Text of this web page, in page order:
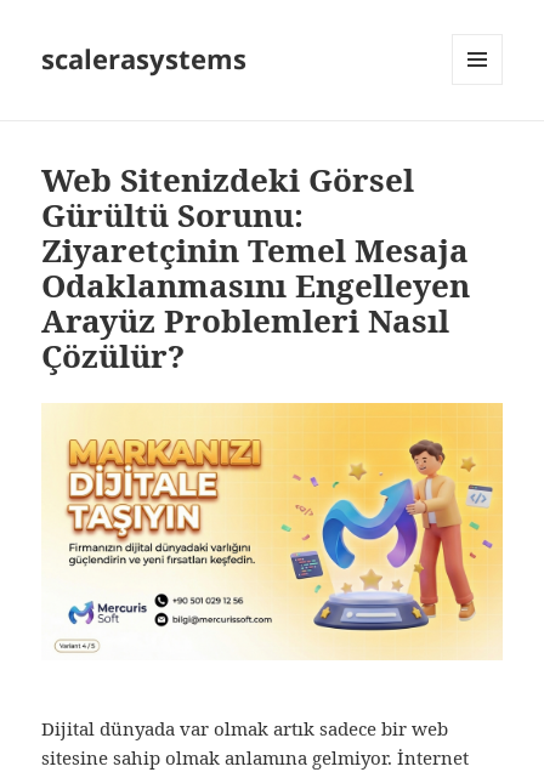
scalerasystems
Web Sitenizdeki Görsel
Gürültü Sorunu:
Ziyaretçinin Temel Mesaja
Odaklanmasını Engelleyen
Arayüz Problemleri Nasıl
Çözülür?
Dijital dünyada var olmak artık sadece bir web
sitesine sahip olmak anlamına gelmiyor. İnternet